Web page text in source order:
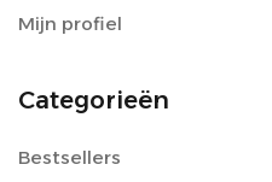
Mijn profiel
Categorieën
Bestsellers